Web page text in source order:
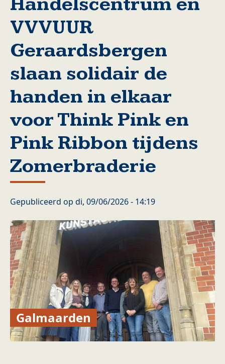
VVVUUR
Geraardsbergen
slaan solidair de
handen in elkaar
voor Think Pink en
Pink Ribbon tijdens
Zomerbraderie
Gepubliceerd op di, 09/06/2026 - 14:19
Galmaarden